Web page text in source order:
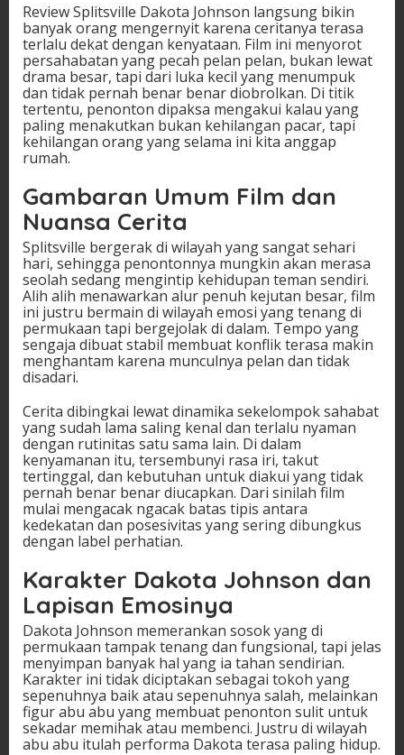
Review Splitsville Dakota Johnson langsung bikin
banyak orang mengernyit karena ceritanya terasa
terlalu dekat dengan kenyataan. Film ini menyorot
persahabatan yang pecah pelan pelan, bukan lewat
drama besar, tapi dari luka kecil yang menumpuk
dan tidak pernah benar benar diobrolkan. Di titik
tertentu, penonton dipaksa mengakui kalau yang
paling menakutkan bukan kehilangan pacar, tapi
kehilangan orang yang selama ini kita anggap
rumah.
Gambaran Umum Film dan
Nuansa Cerita
Splitsville bergerak di wilayah yang sangat sehari
hari, sehingga penontonnya mungkin akan merasa
seolah sedang mengintip kehidupan teman sendiri.
Alih alih menawarkan alur penuh kejutan besar, film
ini justru bermain di wilayah emosi yang tenang di
permukaan tapi bergejolak di dalam. Tempo yang
sengaja dibuat stabil membuat konflik terasa makin
menghantam karena munculnya pelan dan tidak
disadari.
Cerita dibingkai lewat dinamika sekelompok sahabat
yang sudah lama saling kenal dan terlalu nyaman
dengan rutinitas satu sama lain. Di dalam
kenyamanan itu, tersembunyi rasa iri, takut
tertinggal, dan kebutuhan untuk diakui yang tidak
pernah benar benar diucapkan. Dari sinilah film
mulai mengacak ngacak batas tipis antara
kedekatan dan posesivitas yang sering dibungkus
dengan label perhatian.
Karakter Dakota Johnson dan
Lapisan Emosinya
Dakota Johnson memerankan sosok yang di
permukaan tampak tenang dan fungsional, tapi jelas
menyimpan banyak hal yang ia tahan sendirian.
Karakter ini tidak diciptakan sebagai tokoh yang
sepenuhnya baik atau sepenuhnya salah, melainkan
figur abu abu yang membuat penonton sulit untuk
sekadar memihak atau membenci. Justru di wilayah
abu abu itulah performa Dakota terasa paling hidup.